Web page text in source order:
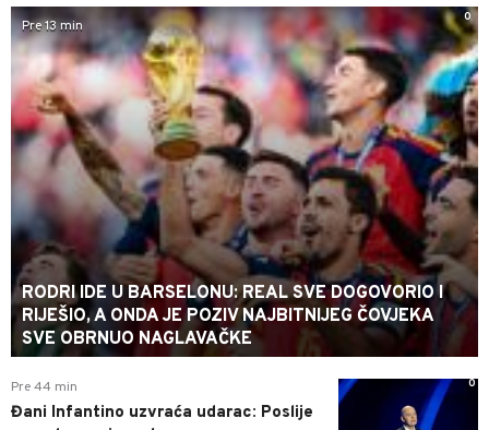
0
Pre 13 min
RODRI IDE U BARSELONU: REAL SVE DOGOVORIO I
RIJEŠIO, A ONDA JE POZIV NAJBITNIJEG ČOVJEKA
SVE OBRNUO NAGLAVAČKE
0
Pre 44 min
Đani Infantino uzvraća udarac: Poslije